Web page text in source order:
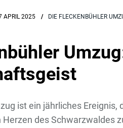
APRIL 2025 DIE FLECKENBÜHLER
ist ein jährliches Ereignis,
Herzen des Schwarzwaldes